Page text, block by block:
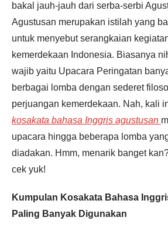
bakal jauh-jauh dari serba-serbi
Agustusan merupakan istilah yang
untuk menyebut serangkaian
kemerdekaan Indonesia. Biasanya
wajib yaitu Upacara Peringatan
berbagai lomba dengan sederet
perjuangan kemerdekaan. Nah, kali
kosakata bahasa Inggris agustusan
upacara hingga beberapa lomba
diadakan. Hmm, menarik banget
cek yuk!
Kumpulan Kosakata Bahasa
Paling Banyak Digunakan